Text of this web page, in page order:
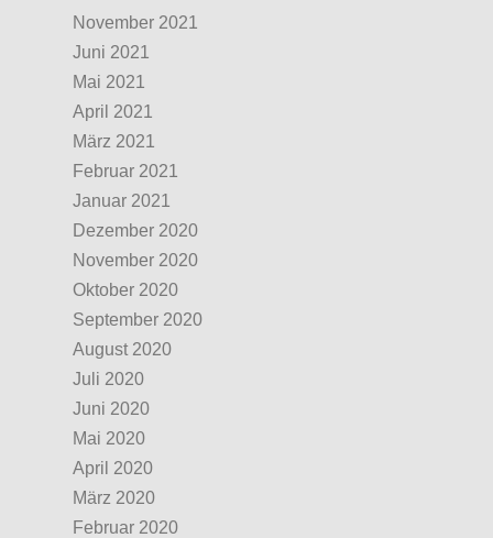
November 2021
Juni 2021
Mai 2021
April 2021
März 2021
Februar 2021
Januar 2021
Dezember 2020
November 2020
Oktober 2020
September 2020
August 2020
Juli 2020
Juni 2020
Mai 2020
April 2020
März 2020
Februar 2020